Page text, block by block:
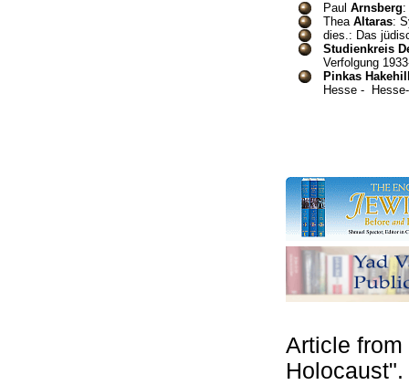
Paul Arnsberg:
Thea Altaras:
dies.: Das
Studienkreis
Verfolgung
Pinkas
Hesse -
Article
Holocaust".